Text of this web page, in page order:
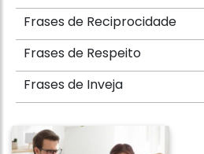
Frases de Reciprocidade
Frases de Respeito
Frases de Inveja